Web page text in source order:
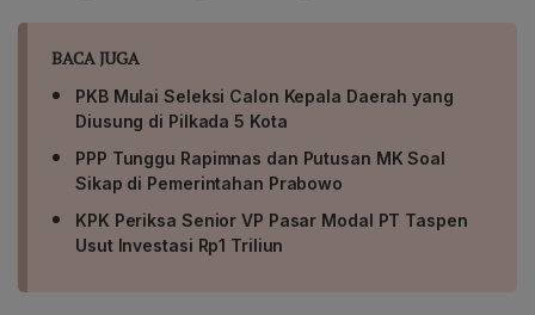
BACA JUGA
PKB Mulai Seleksi Calon Kepala Daerah yang
Diusung di Pilkada 5 Kota
PPP Tunggu Rapimnas dan Putusan MK Soal
Sikap di Pemerintahan Prabowo
KPK Periksa Senior VP Pasar Modal PT Taspen
Usut Investasi Rp1 Triliun